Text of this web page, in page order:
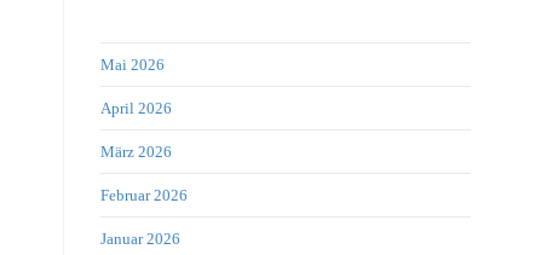
Mai 2026
April 2026
März 2026
Februar 2026
Januar 2026